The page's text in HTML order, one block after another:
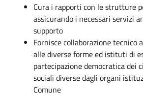
Cura i rapporti con le strutture
assicurando i necessari servizi
supporto
Fornisce collaborazione tecnico
alle diverse forme ed istituti di
partecipazione democratica dei
sociali diverse dagli organi
Comune